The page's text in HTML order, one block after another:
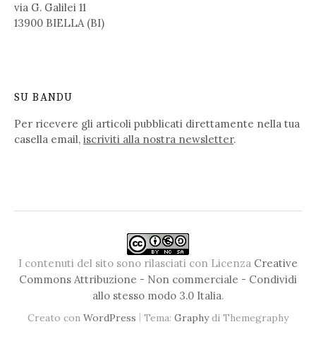
via G. Galilei 11
13900 BIELLA (BI)
SU BANDU
Per ricevere gli articoli pubblicati direttamente nella tua
casella email, iscriviti alla nostra newsletter.
I contenuti del sito sono rilasciati con Licenza Creative
Commons Attribuzione - Non commerciale - Condividi
allo stesso modo 3.0 Italia.
Creato con WordPress | Tema: Graphydi Themegraphy